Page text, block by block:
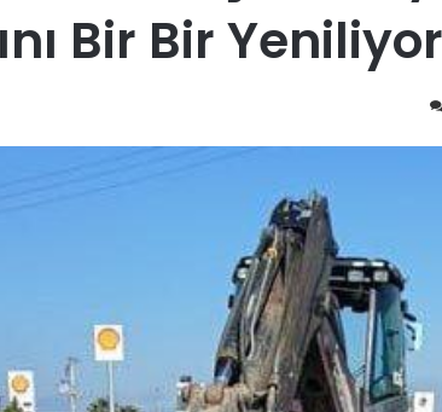
Bir Bir Yeniliyor